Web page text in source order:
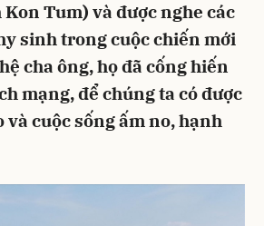
Tum) và được nghe các
sinh trong cuộc chiến mới
cha ông, họ đã cống hiến
mạng, để chúng ta có được
cuộc sống ấm no, hạnh